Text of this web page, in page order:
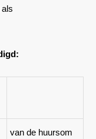
van de huursom